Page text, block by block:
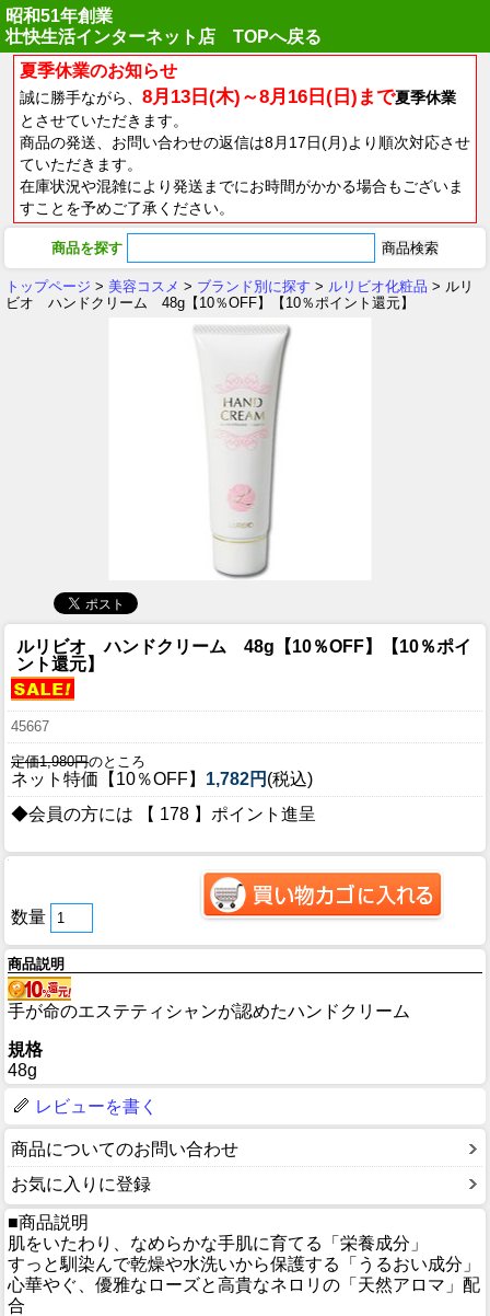
昭和51年創業
壮快生活インターネット店 TOPへ戻る
夏季休業のお知らせ
誠に勝手ながら、 8月13日(木)～8月16日(日)まで夏季休業
とさせていただきます。
商品の発送、お問い合わせの返信は8月17日(月)より順次対応させ
ていただきます。
在庫状況や混雑により発送までにお時間がかかる場合もございま
すことを予めご了承ください。
商品を探す
トップページ > 美容コスメ > ブランド別に探す > ルリビオ化粧品 > ルリ
ビオ ハンドクリーム 48g【10％OFF】【10％ポイント還元】
ルリビオ ハンドクリーム 48g【10％OFF】【10％ポイ
ント還元】
45667
定価1,980円のところ
ネット特価【10％OFF】 1,782円 (税込)
◆会員の方には 【 178 】ポイント進呈
数量
商品説明
手が命のエステティシャンが認めたハンドクリーム
規格
48g
レビューを書く
商品についてのお問い合わせ
お気に入りに登録
■商品説明
肌をいたわり、なめらかな手肌に育てる「栄養成分」
すっと馴染んで乾燥や水洗いから保護する「うるおい成分」
心華やぐ、優雅なローズと高貴なネロリの「天然アロマ」配
合